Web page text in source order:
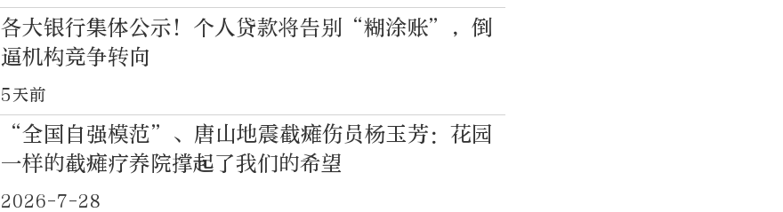
各大银行集体公示！个人贷款将告别“糊涂账”，倒
逼机构竞争转向
5天前
“全国自强模范”、唐山地震截瘫伤员杨玉芳：花园
一样的截瘫疗养院撑起了我们的希望
2026-7-28